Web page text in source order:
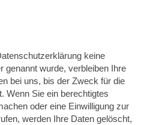
keine
genannt wurde, verbleiben Ihre
bei uns, bis der Zweck für die
Wenn Sie ein berechtigtes
oder eine Einwilligung zur
werden Ihre Daten gelöscht,